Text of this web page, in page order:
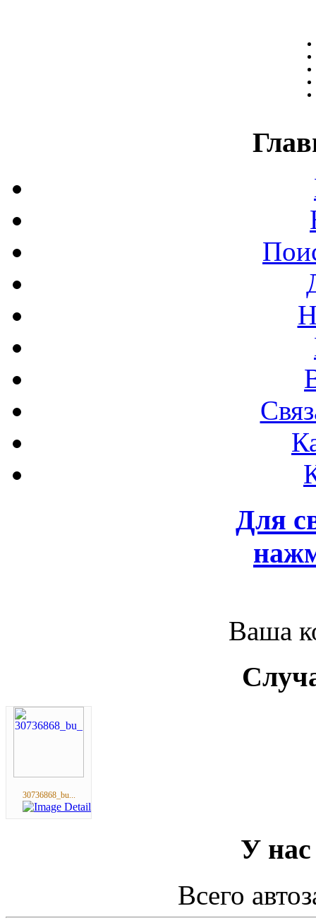
Для
Ваша
30736868_bu...
У
Всего